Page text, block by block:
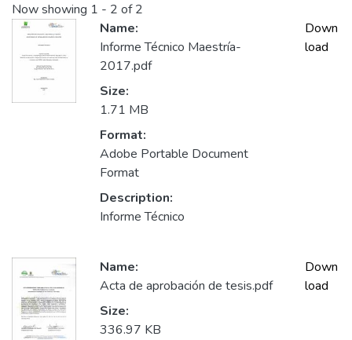
Now showing 1 - 2 of 2
Name:
Informe Técnico Maestría-
2017.pdf
Size:
1.71 MB
Format:
Adobe Portable Document
Format
Description:
Informe Técnico
Down
load
Name:
Acta de aprobación de tesis.pdf
Size:
336.97 KB
Down
load